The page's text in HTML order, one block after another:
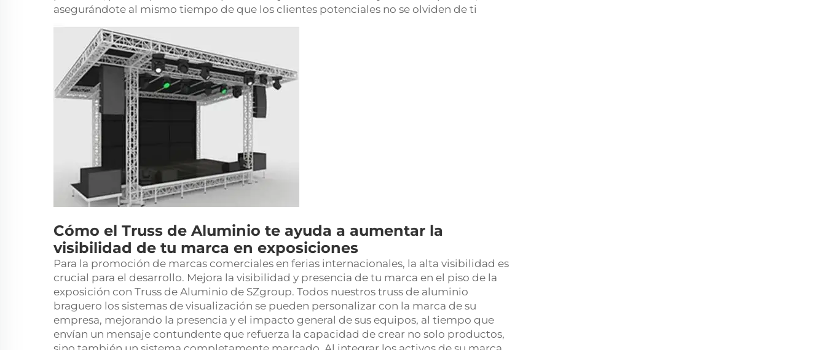
asegurándote al mismo tiempo de que los clientes potenciales no se olviden de ti
Cómo el Truss de Aluminio te ayuda a aumentar la
visibilidad de tu marca en exposiciones
Para la promoción de marcas comerciales en ferias internacionales, la alta visibilidad es
crucial para el desarrollo. Mejora la visibilidad y presencia de tu marca en el piso de la
exposición con Truss de Aluminio de SZgroup. Todos nuestros truss de aluminio
braguero los sistemas de visualización se pueden personalizar con la marca de su
empresa, mejorando la presencia y el impacto general de sus equipos, al tiempo que
envían un mensaje contundente que refuerza la capacidad de crear no solo productos,